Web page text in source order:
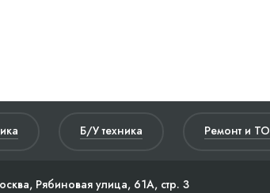
Б/У техника Ремонт и ТО
Рябиновая улица, 61А, стр. 3